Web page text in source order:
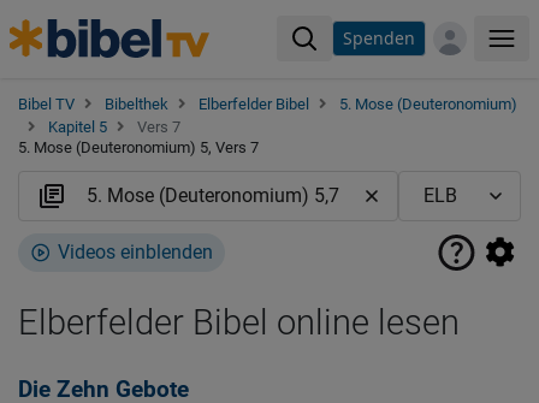
Spenden
Bibel TV Bibelthek Elberfelder Bibel
5. Mose (Deuteronomium)
Kapitel 5
Vers 7
5. Mose (Deuteronomium) 5, Vers 7
Videos einblenden
Elberfelder Bibel online lesen
Die Zehn Gebote